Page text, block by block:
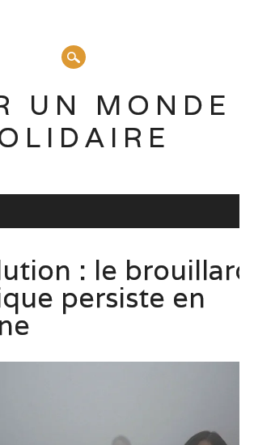
UN MONDE
: le brouillard
persiste en